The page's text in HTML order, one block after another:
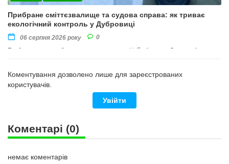
Прибране сміттєзвалище та судова справа: як триває
екологічний контроль у Дубровиці
06 серпня 2026 року 0
Прибирання території провели на виконання офіційної вимоги Державної
Коментування дозволено лише для зареєстрованих
користувачів.
Увійти
Коментарі (0)
немає коментарів